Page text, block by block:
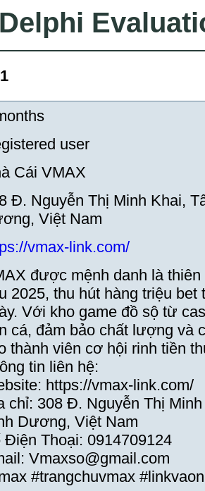
user
Cái VMAX
Đ. Nguyễn Thị Minh Khai,
Việt Nam
vmax-link.com/
được mệnh danh là
2025, thu hút hàng triệu
Với kho game đồ sộ từ
cá, đảm bảo chất lượng và
thành viên cơ hội rinh tiền
tin liên hệ:
https://vmax-link.com/
chỉ: 308 Đ. Nguyễn Thị
Dương, Việt Nam
Điện Thoại: 0914709124
Vmaxso@gmail.com
#trangchuvmax